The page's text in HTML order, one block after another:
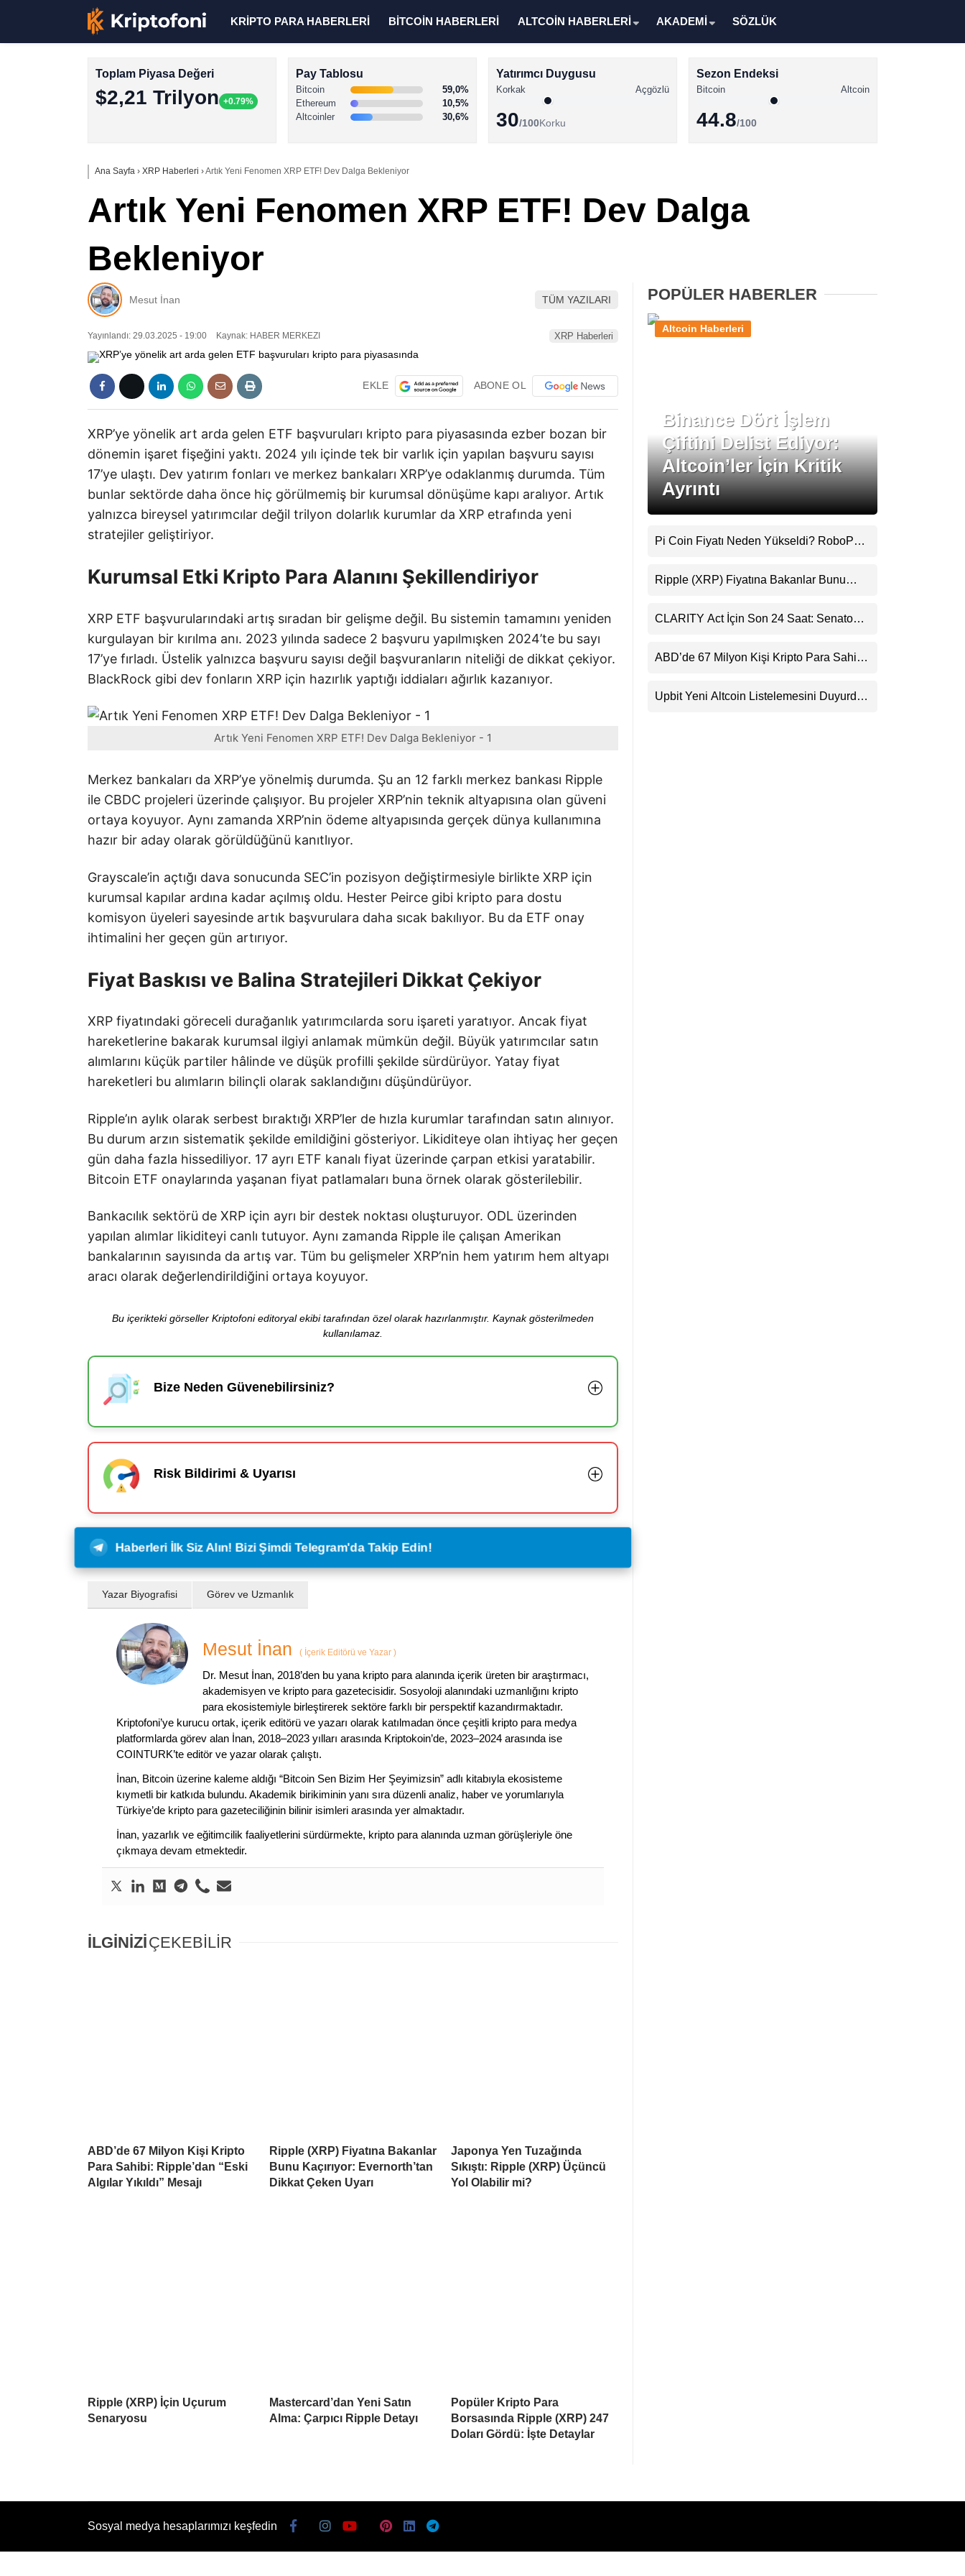
XRP Haberleri
LinkedIn
Telegram
KRİPTO PARA HABERLERİ BİTCOİN HABERLERİ ALTCOİN HABERLERİ AKADEMİ SÖZLÜK
Toplam Piyasa Değeri
$2,21 Trilyon +0.79%
Pay Tablosu
Bitcoin
59,0%
Ethereum
10,5%
Altcoinler
30,6%
Yatırımcı Duygusu
Korkak Açgözlü
30/100Korku
Sezon Endeksi
Bitcoin Altcoin
44.8/100
Ana Sayfa › XRP Haberleri ›Artık Yeni Fenomen XRP ETF! Dev Dalga Bekleniyor
Artık Yeni Fenomen XRP ETF! Dev Dalga
Bekleniyor
Mesut İnan TÜM YAZILARI
Yayınlandı: 29.03.2025 - 19:00 Kaynak: HABER MERKEZI XRP Haberleri
EKLE ABONE OL
XRP’ye yönelik art arda gelen ETF başvuruları kripto para piyasasında ezber bozan bir
dönemin işaret fişeğini yaktı. 2024 yılı içinde tek bir varlık için yapılan başvuru sayısı
17’ye ulaştı. Dev yatırım fonları ve merkez bankaları XRP’ye odaklanmış durumda. Tüm
bunlar sektörde daha önce hiç görülmemiş bir kurumsal dönüşüme kapı aralıyor. Artık
yalnızca bireysel yatırımcılar değil trilyon dolarlık kurumlar da XRP etrafında yeni
stratejiler geliştiriyor.
Kurumsal Etki Kripto Para Alanını Şekillendiriyor
XRP ETF başvurularındaki artış sıradan bir gelişme değil. Bu sistemin tamamını yeniden
kurgulayan bir kırılma anı. 2023 yılında sadece 2 başvuru yapılmışken 2024’te bu sayı
17’ye fırladı. Üstelik yalnızca başvuru sayısı değil başvuranların niteliği de dikkat çekiyor.
BlackRock gibi dev fonların XRP için hazırlık yaptığı iddiaları ağırlık kazanıyor.
Artık Yeni Fenomen XRP ETF! Dev Dalga Bekleniyor - 1
Merkez bankaları da XRP’ye yönelmiş durumda. Şu an 12 farklı merkez bankası Ripple
ile CBDC projeleri üzerinde çalışıyor. Bu projeler XRP’nin teknik altyapısına olan güveni
ortaya koyuyor. Aynı zamanda XRP’nin ödeme altyapısında gerçek dünya kullanımına
hazır bir aday olarak görüldüğünü kanıtlıyor.
Grayscale’in açtığı dava sonucunda SEC’in pozisyon değiştirmesiyle birlikte XRP için
kurumsal kapılar ardına kadar açılmış oldu. Hester Peirce gibi kripto para dostu
komisyon üyeleri sayesinde artık başvurulara daha sıcak bakılıyor. Bu da ETF onay
ihtimalini her geçen gün artırıyor.
Fiyat Baskısı ve Balina Stratejileri Dikkat Çekiyor
XRP fiyatındaki göreceli durağanlık yatırımcılarda soru işareti yaratıyor. Ancak fiyat
hareketlerine bakarak kurumsal ilgiyi anlamak mümkün değil. Büyük yatırımcılar satın
alımlarını küçük partiler hâlinde ve düşük profilli şekilde sürdürüyor. Yatay fiyat
hareketleri bu alımların bilinçli olarak saklandığını düşündürüyor.
Ripple’ın aylık olarak serbest bıraktığı XRP’ler de hızla kurumlar tarafından satın alınıyor.
Bu durum arzın sistematik şekilde emildiğini gösteriyor. Likiditeye olan ihtiyaç her geçen
gün daha fazla hissediliyor. 17 ayrı ETF kanalı fiyat üzerinde çarpan etkisi yaratabilir.
Bitcoin ETF onaylarında yaşanan fiyat patlamaları buna örnek olarak gösterilebilir.
Bankacılık sektörü de XRP için ayrı bir destek noktası oluşturuyor. ODL üzerinden
yapılan alımlar likiditeyi canlı tutuyor. Aynı zamanda Ripple ile çalışan Amerikan
bankalarının sayısında da artış var. Tüm bu gelişmeler XRP’nin hem yatırım hem altyapı
aracı olarak değerlendirildiğini ortaya koyuyor.
Bu içerikteki görseller Kriptofoni editoryal ekibi tarafından özel olarak hazırlanmıştır. Kaynak gösterilmeden
kullanılamaz.
Bize Neden Güvenebilirsiniz?
Risk Bildirimi & Uyarısı
Haberleri İlk Siz Alın! Bizi Şimdi Telegram'da Takip Edin!
Yazar Biyografisi Görev ve Uzmanlık
Mesut İnan ( İçerik Editörü ve Yazar )
Dr. Mesut İnan, 2018’den bu yana kripto para alanında içerik üreten bir araştırmacı,
akademisyen ve kripto para gazetecisidir. Sosyoloji alanındaki uzmanlığını kripto
para ekosistemiyle birleştirerek sektöre farklı bir perspektif kazandırmaktadır.
Kriptofoni’ye kurucu ortak, içerik editörü ve yazarı olarak katılmadan önce çeşitli kripto para medya
platformlarda görev alan İnan, 2018–2023 yılları arasında Kriptokoin’de, 2023–2024 arasında ise
COINTURK’te editör ve yazar olarak çalıştı.
İnan, Bitcoin üzerine kaleme aldığı “Bitcoin Sen Bizim Her Şeyimizsin” adlı kitabıyla ekosisteme
kıymetli bir katkıda bulundu. Akademik birikiminin yanı sıra düzenli analiz, haber ve yorumlarıyla
Türkiye’de kripto para gazeteciliğinin bilinir isimleri arasında yer almaktadır.
İnan, yazarlık ve eğitimcilik faaliyetlerini sürdürmekte, kripto para alanında uzman görüşleriyle öne
çıkmaya devam etmektedir.
İLGİNİZİÇEKEBİLİR
ABD’de 67 Milyon Kişi Kripto
Para Sahibi: Ripple’dan “Eski
Algılar Yıkıldı” Mesajı
Ripple (XRP) Fiyatına Bakanlar
Bunu Kaçırıyor: Evernorth’tan
Dikkat Çeken Uyarı
Japonya Yen Tuzağında
Sıkıştı: Ripple (XRP) Üçüncü
Yol Olabilir mi?
Ripple (XRP) İçin Uçurum
Senaryosu
Mastercard’dan Yeni Satın
Alma: Çarpıcı Ripple Detayı
Popüler Kripto Para
Borsasında Ripple (XRP) 247
Doları Gördü: İşte Detaylar
POPÜLER HABERLER
Binance Dört İşlem
Çiftini Delist Ediyor:
Altcoin’ler İçin Kritik
Ayrıntı
Altcoin Haberleri
Pi Coin Fiyatı Neden Yükseldi? RoboPay
Destekledi
Ripple (XRP) Fiyatına Bakanlar Bunu
Uyarı
CLARITY Act İçin Son 24 Saat: Senato
Beklentisini Bozabilir
ABD’de 67 Milyon Kişi Kripto Para Sahibi:
Upbit Yeni Altcoin Listelemesini Duyurdu:
Sosyal medya hesaplarımızı keşfedin